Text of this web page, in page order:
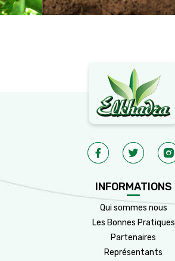
INFORMATIONS
Qui sommes nous
Les Bonnes Pratiques
Partenaires
Représentants